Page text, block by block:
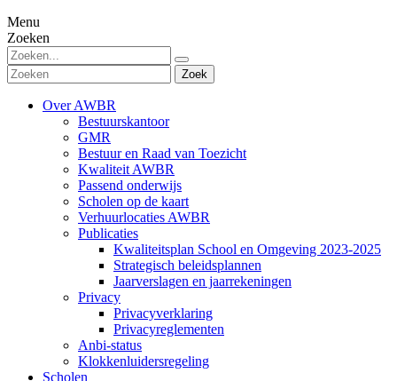
Menu
Zoeken
Zoek
Over AWBR
Bestuurskantoor
GMR
Bestuur en Raad van Toezicht
Kwaliteit AWBR
Passend onderwijs
Scholen op de kaart
Verhuurlocaties AWBR
Publicaties
Kwaliteitsplan School en Omgeving 2023-2025
Strategisch beleidsplannen
Jaarverslagen en jaarrekeningen
Privacy
Privacyverklaring
Privacyreglementen
Anbi-status
Klokkenluidersregeling
Scholen